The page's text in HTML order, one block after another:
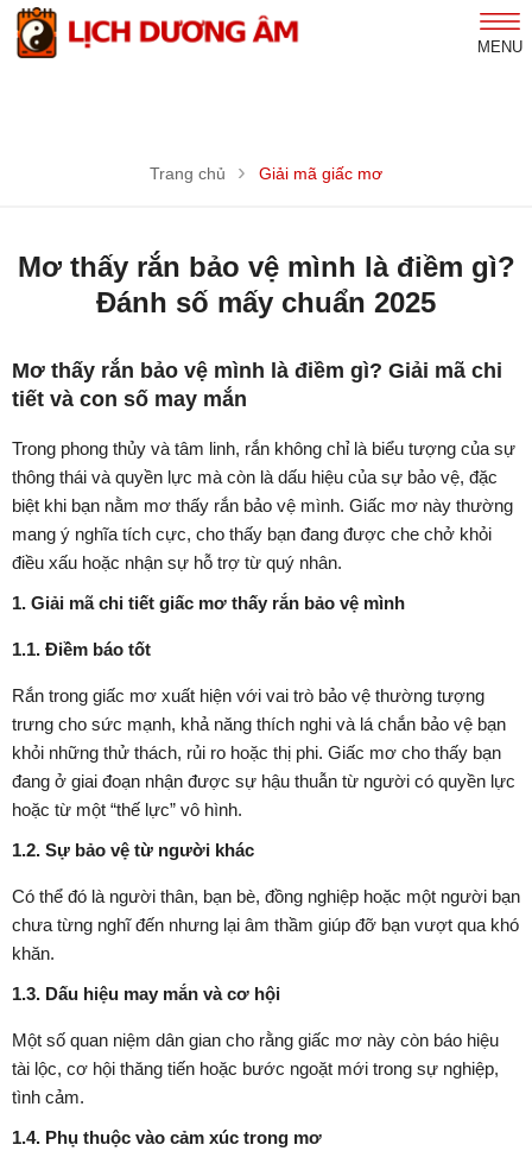
MENU
Trang chủ Giải mã giấc mơ
Mơ thấy rắn bảo vệ mình là điềm gì?
Đánh số mấy chuẩn 2025
Mơ thấy rắn bảo vệ mình là điềm gì? Giải mã chi
tiết và con số may mắn
Trong phong thủy và tâm linh, rắn không chỉ là biểu tượng của sự
thông thái và quyền lực mà còn là dấu hiệu của sự bảo vệ, đặc
biệt khi bạn nằm mơ thấy rắn bảo vệ mình. Giấc mơ này thường
mang ý nghĩa tích cực, cho thấy bạn đang được che chở khỏi
điều xấu hoặc nhận sự hỗ trợ từ quý nhân.
1. Giải mã chi tiết giấc mơ thấy rắn bảo vệ mình
1.1. Điềm báo tốt
Rắn trong giấc mơ xuất hiện với vai trò bảo vệ thường tượng
trưng cho sức mạnh, khả năng thích nghi và lá chắn bảo vệ bạn
khỏi những thử thách, rủi ro hoặc thị phi. Giấc mơ cho thấy bạn
đang ở giai đoạn nhận được sự hậu thuẫn từ người có quyền lực
hoặc từ một “thế lực” vô hình.
1.2. Sự bảo vệ từ người khác
Có thể đó là người thân, bạn bè, đồng nghiệp hoặc một người bạn
chưa từng nghĩ đến nhưng lại âm thầm giúp đỡ bạn vượt qua khó
khăn.
1.3. Dấu hiệu may mắn và cơ hội
Một số quan niệm dân gian cho rằng giấc mơ này còn báo hiệu
tài lộc, cơ hội thăng tiến hoặc bước ngoặt mới trong sự nghiệp,
tình cảm.
1.4. Phụ thuộc vào cảm xúc trong mơ